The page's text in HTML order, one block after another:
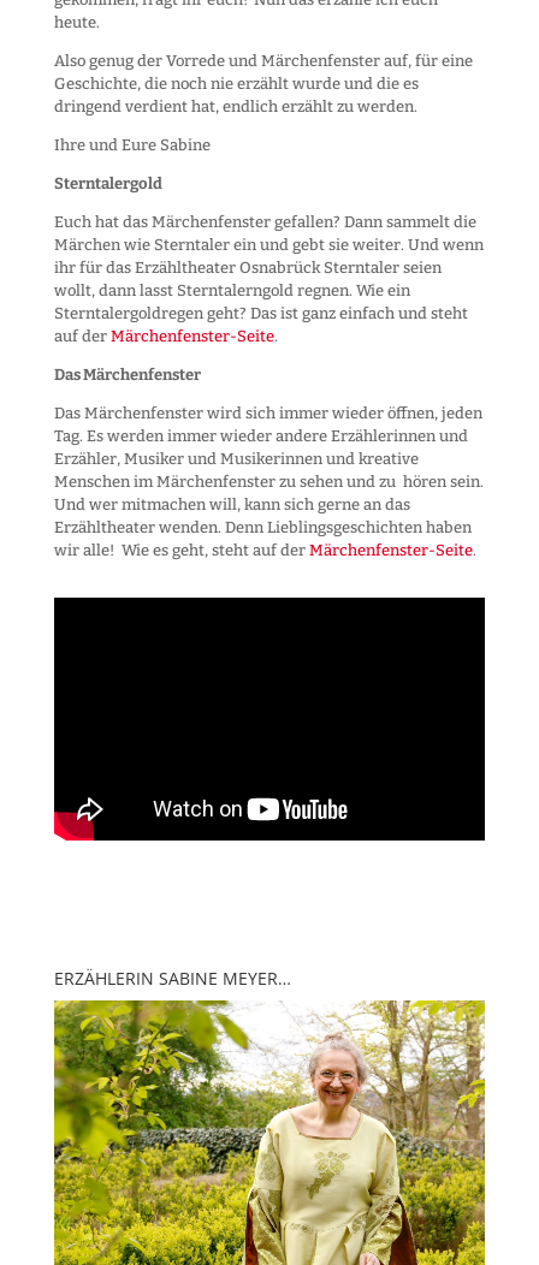
heute.
Also genug der Vorrede und Märchenfenster auf, für eine
Geschichte, die noch nie erzählt wurde und die es
dringend verdient hat, endlich erzählt zu werden.
Ihre und Eure Sabine
Sterntalergold
Euch hat das Märchenfenster gefallen? Dann sammelt die
Märchen wie Sterntaler ein und gebt sie weiter. Und wenn
ihr für das Erzähltheater Osnabrück Sterntaler seien
wollt, dann lasst Sterntalerngold regnen. Wie ein
Sterntalergoldregen geht? Das ist ganz einfach und steht
auf der Märchenfenster-Seite.
Das Märchenfenster
Das Märchenfenster wird sich immer wieder öffnen, jeden
Tag. Es werden immer wieder andere Erzählerinnen und
Erzähler, Musiker und Musikerinnen und kreative
Menschen im Märchenfenster zu sehen und zu hören sein.
Und wer mitmachen will, kann sich gerne an das
Erzähltheater wenden. Denn Lieblingsgeschichten haben
wir alle! Wie es geht, steht auf der Märchenfenster-Seite.
ERZÄHLERIN SABINE MEYER…